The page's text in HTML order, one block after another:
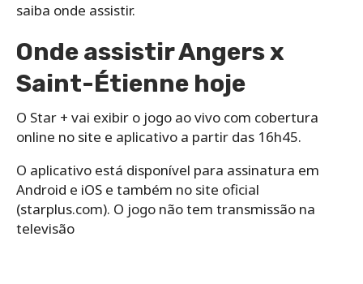
saiba onde assistir.
Onde assistir Angers x
Saint-Étienne hoje
O Star + vai exibir o jogo ao vivo com cobertura
online no site e aplicativo a partir das 16h45.
O aplicativo está disponível para assinatura em
Android e iOS e também no site oficial
(starplus.com). O jogo não tem transmissão na
televisão